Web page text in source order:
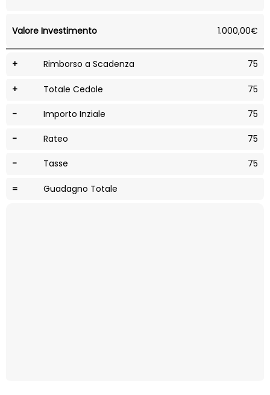
Valore Investimento 1.000,00€
+ Rimborso a Scadenza 75
+ Totale Cedole 75
- Importo Inziale 75
- Rateo 75
- Tasse 75
= Guadagno Totale